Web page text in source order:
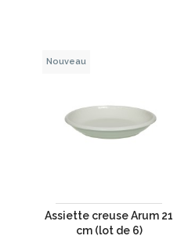
Assiette creuse Arum 21
cm (lot de 6)
Nouveau